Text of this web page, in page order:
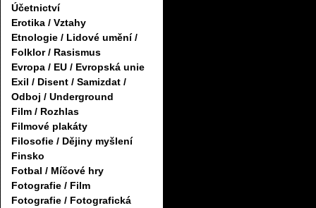
Účetnictví
Erotika / Vztahy
Etnologie / Lidové umění /
Folklor / Rasismus
Evropa / EU / Evropská unie
Exil / Disent / Samizdat /
Odboj / Underground
Film / Rozhlas
Filmové plakáty
Filosofie / Dějiny myšlení
Finsko
Fotbal / Míčové hry
Fotografie / Film
Fotografie / Fotografická